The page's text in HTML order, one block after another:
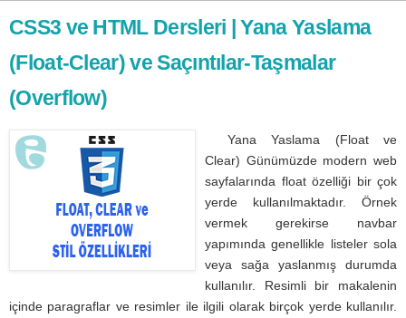
CSS3 ve HTML Dersleri | Yana Yaslama
(Float-Clear) ve Saçıntılar-Taşmalar
(Overflow)
Yana Yaslama (Float ve
Clear) Günümüzde modern web
sayfalarında float özelliği bir çok
yerde kullanılmaktadır. Örnek
vermek gerekirse navbar
yapımında genellikle listeler sola
veya sağa yaslanmış durumda
kullanılır. Resimli bir makalenin
içinde paragraflar ve resimler ile ilgili olarak birçok yerde kullanılır.